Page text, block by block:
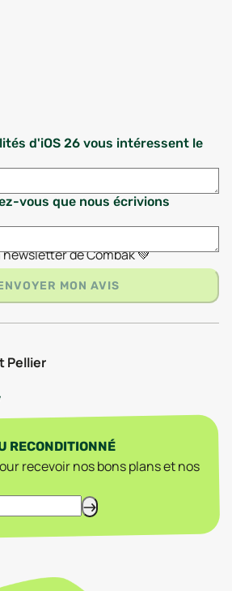
d'iOS 26 vous intéressent le
vous que nous écrivions
de Combak 💚
MON AVIS
Pellier
RECONDITIONNÉ
recevoir nos bons plans et nos